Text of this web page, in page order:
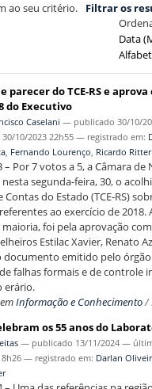
ao seu critério.
Filtrar os
Data
parecer do TCE-RS e
do Executivo
Caselani — publicado 30/10/
30/10/2023 22h55 — registrado em:
, Fernando Lourenço, Ricardo Ritter
– Por 7 votos a 5, a Câmara
segunda-feira, 30, o
Contas do Estado (TCE-RS)
ao exercício de 2018.
foi pela aprovação
Estilac Xavier, Renato
documento emitido pelo
falhas formais e de controle
erário.
Informação e Conhecimento/
os 55 anos do
— publicado 13/11/2024 —
— registrado em: Darlan